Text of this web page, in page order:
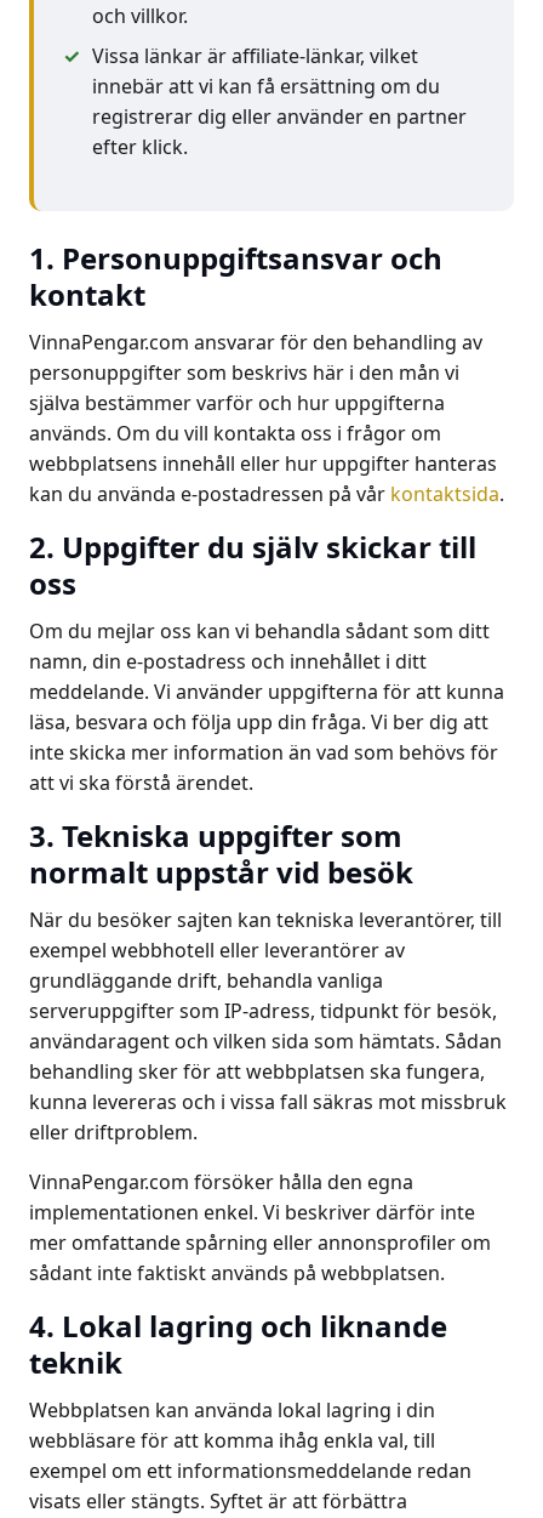
och villkor.
Vissa länkar är affiliate-länkar, vilket
innebär att vi kan få ersättning om du
registrerar dig eller använder en partner
efter klick.
1. Personuppgiftsansvar och
kontakt
VinnaPengar.com ansvarar för den behandling av
personuppgifter som beskrivs här i den mån vi
själva bestämmer varför och hur uppgifterna
används. Om du vill kontakta oss i frågor om
webbplatsens innehåll eller hur uppgifter hanteras
kan du använda e-postadressen på vår kontaktsida.
2. Uppgifter du själv skickar till
oss
Om du mejlar oss kan vi behandla sådant som ditt
namn, din e-postadress och innehållet i ditt
meddelande. Vi använder uppgifterna för att kunna
läsa, besvara och följa upp din fråga. Vi ber dig att
inte skicka mer information än vad som behövs för
att vi ska förstå ärendet.
3. Tekniska uppgifter som
normalt uppstår vid besök
När du besöker sajten kan tekniska leverantörer, till
exempel webbhotell eller leverantörer av
grundläggande drift, behandla vanliga
serveruppgifter som IP-adress, tidpunkt för besök,
användaragent och vilken sida som hämtats. Sådan
behandling sker för att webbplatsen ska fungera,
kunna levereras och i vissa fall säkras mot missbruk
eller driftproblem.
VinnaPengar.com försöker hålla den egna
implementationen enkel. Vi beskriver därför inte
mer omfattande spårning eller annonsprofiler om
sådant inte faktiskt används på webbplatsen.
4. Lokal lagring och liknande
teknik
Webbplatsen kan använda lokal lagring i din
webbläsare för att komma ihåg enkla val, till
exempel om ett informationsmeddelande redan
visats eller stängts. Syftet är att förbättra